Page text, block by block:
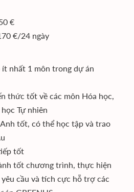
€
€/24 ngày
ít nhất 1 môn trong dự án
thức tốt về các môn Hóa học,
Tự nhiên
tốt, có thể học tập và trao
tốt
tốt chương trình, thực hiện
cầu và tích cực hỗ trợ các